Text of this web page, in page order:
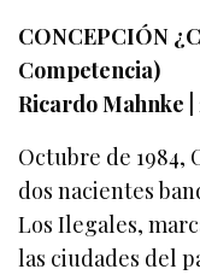
CONCEPCIÓN
Competencia)
Ricardo Mahnke |
Octubre de 1984,
dos nacientes
Los Ilegales,
las ciudades del